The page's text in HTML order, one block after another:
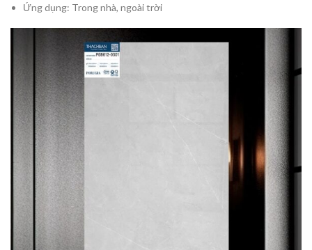
Ứng dụng: Trong nhà, ngoài trời